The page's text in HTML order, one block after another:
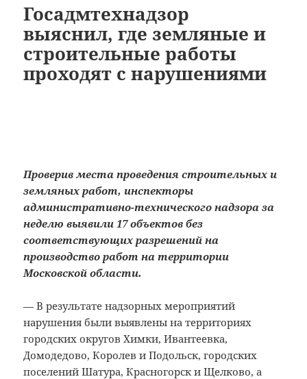
Госадмтехнадзор
выяснил, где земляные и
строительные работы
проходят с нарушениями
Проверив места проведения строительных и
земляных работ, инспекторы
административно-технического надзора за
неделю выявили 17 объектов без
соответствующих разрешений на
производство работ на территории
Московской области.
— В результате надзорных мероприятий
нарушения были выявлены на территориях
городских округов Химки, Ивантеевка,
Домодедово, Королев и Подольск, городских
поселений Шатура, Красногорск и Щелково, а